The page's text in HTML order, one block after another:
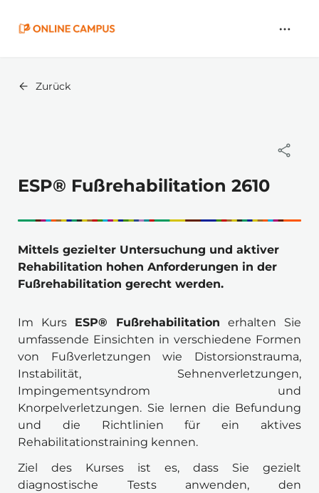
Zurück
ESP® Fußrehabilitation 2610
Mittels gezielter Untersuchung und aktiver
Rehabilitation hohen Anforderungen in der
Fußrehabilitation gerecht werden.
Im Kurs ESP® Fußrehabilitation erhalten Sie
umfassende Einsichten in verschiedene Formen
von Fußverletzungen wie Distorsionstrauma,
Instabilität, Sehnenverletzungen,
Impingementsyndrom und
Knorpelverletzungen. Sie lernen die Befundung
und die Richtlinien für ein aktives
Rehabilitationstraining kennen.
Ziel des Kurses ist es, dass Sie gezielt
diagnostische Tests anwenden, den